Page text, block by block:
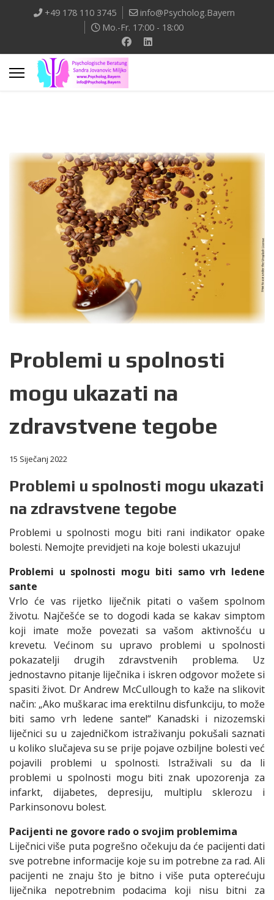
+49 178 110 3745
info@Psycholog.Bayern
Mo.-Fr. 17:00 - 18:00
Problemi u spolnosti
mogu ukazati na
zdravstvene tegobe
15 Siječanj 2022
Problemi u spolnosti mogu ukazati
na zdravstvene tegobe
Problemi u spolnosti mogu biti rani indikator opake
bolesti. Nemojte previdjeti na koje bolesti ukazuju!
Problemi u spolnosti mogu biti samo vrh ledene
sante
Vrlo će vas rijetko liječnik pitati o vašem spolnom
životu. Najčešće se to dogodi kada se kakav simptom
koji imate može povezati sa vašom aktivnošću u
krevetu. Većinom su upravo problemi u spolnosti
pokazatelji drugih zdravstvenih problema. Uz
jednostavno pitanje liječnika i iskren odgovor možete si
spasiti život. Dr Andrew McCullough to kaže na slikovit
način: „Ako muškarac ima erektilnu disfunkciju, to može
biti samo vrh ledene sante!“ Kanadski i nizozemski
liječnici su u zajedničkom istraživanju pokušali saznati
u koliko slučajeva su se prije pojave ozbiljne bolesti već
pojavili problemi u spolnosti. Istraživali su da li
problemi u spolnosti mogu biti znak upozorenja za
infarkt, dijabetes, depresiju, multiplu sklerozu i
Parkinsonovu bolest.
Pacijenti ne govore rado o svojim problemima
Liječnici više puta pogrešno očekuju da će pacijenti dati
sve potrebne informacije koje su im potrebne za rad. Ali
pacijenti ne znaju što je bitno i više puta opterećuju
liječnika nepotrebnim podacima koji nisu bitni za